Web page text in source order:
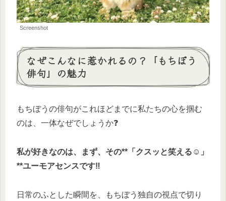
Screenshot
なぜこんなに惹かれるの？「もちぼう
俳句」の魅力
もちぼうの俳句がこれほどまでに私たちの心を掴む
のは、一体なぜでしょうか❓
私が好きなのは、まず、その**「クスッと笑える☺️」
**ユーモアセンスです‼️
日常のふとした瞬間を、もちぼう独自の視点で切り